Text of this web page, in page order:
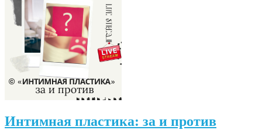
Интимная пластика: за и против